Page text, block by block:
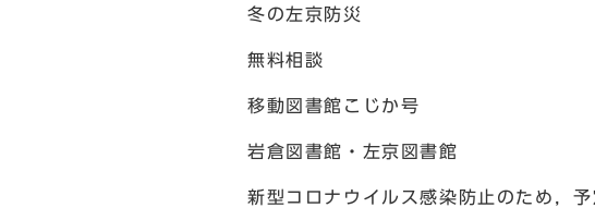
冬の左京防災
無料相談
移動図書館こじか号
岩倉図書館・左京図書館
新型コロナウイルス感染防止のため，